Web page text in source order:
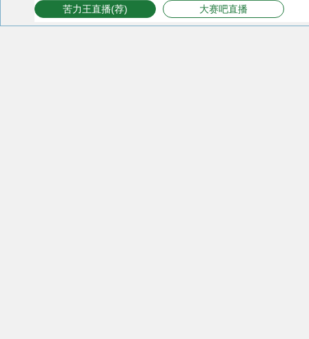
苦力王直播(荐) 大赛吧直播